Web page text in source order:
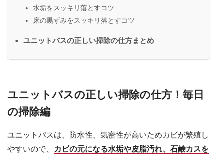
水垢をスッキリ落とすコツ
床の黒ずみをスッキリ落とすコツ
ユニットバスの正しい掃除の仕方まとめ
ユニットバスの正しい掃除の仕方！毎日
の掃除編
ユニットバスは、防水性、気密性が高いためカビが繁殖し
やすいので、
カビの元になる水垢や皮脂汚れ、石鹸カスを